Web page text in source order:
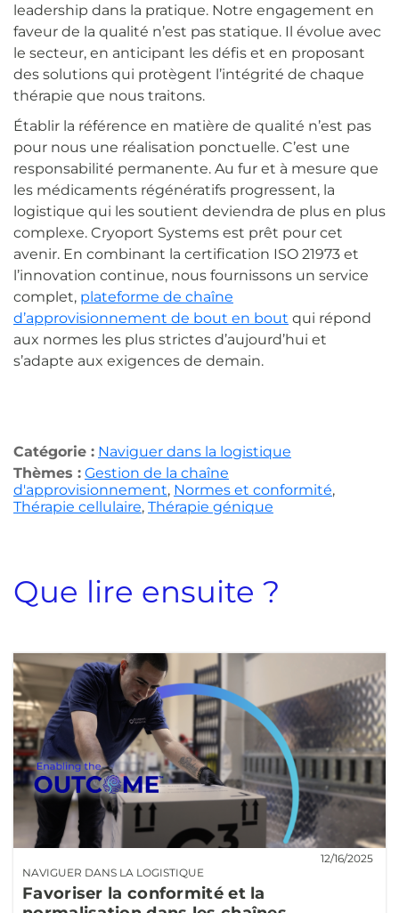
leadership dans la pratique. Notre engagement en
faveur de la qualité n’est pas statique. Il évolue avec
le secteur, en anticipant les défis et en proposant
des solutions qui protègent l’intégrité de chaque
thérapie que nous traitons.
Établir la référence en matière de qualité n’est pas
pour nous une réalisation ponctuelle. C’est une
responsabilité permanente. Au fur et à mesure que
les médicaments régénératifs progressent, la
logistique qui les soutient deviendra de plus en plus
complexe. Cryoport Systems est prêt pour cet
avenir. En combinant la certification ISO 21973 et
l’innovation continue, nous fournissons un service
complet, plateforme de chaîne
d’approvisionnement de bout en bout qui répond
aux normes les plus strictes d’aujourd’hui et
s’adapte aux exigences de demain.
Catégorie : Naviguer dans la logistique
Thèmes : Gestion de la chaîne
d'approvisionnement, Normes et conformité,
Thérapie cellulaire, Thérapie génique
Que lire ensuite ?
NAVIGUER DANS LA LOGISTIQUE
12/16/2025
Favoriser la conformité et la